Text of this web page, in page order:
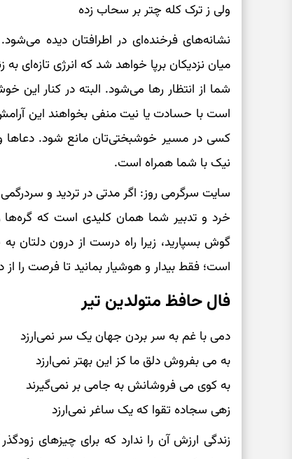
ولی ز ترک کله چتر بر سحاب زده
نشانه‌های فرخنده‌ای در اطرافتان دیده
میان نزدیکان برپا خواهد شد که انرژی
شما از انتظار رها می‌شود. البته در کنار
است با حسادت یا نیت منفی بخواهند این
کسی در مسیر خوشبختی‌تان مانع شود. دعاها
نیک با شما همراه است.
سایت سرگرمی روز: اگر مدتی در تردید و
خرد و تدبیر شما همان کلیدی است که گره‌ها
گوش بسپارید، زیرا راه درست از درون
است؛ فقط بیدار و هوشیار بمانید تا فرصت را
فال حافظ متولدین تیر
دمی با غم به سر بردن جهان یک سر نمی‌ارزد
به می بفروش دلق ما کز این بهتر نمی‌ارزد
به کوی می فروشانش به جامی بر نمی‌گیرند
زهی سجاده تقوا که یک ساغر نمی‌ارزد
زندگی ارزش آن را ندارد که برای چیزهای